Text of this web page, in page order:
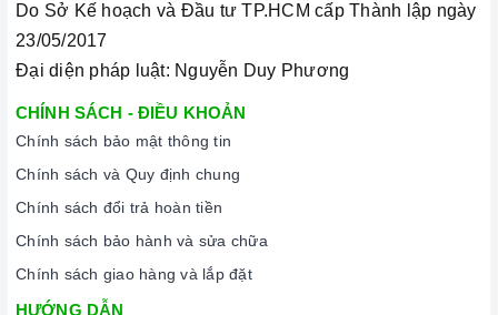
Chế độ hỗ trợ bảo hành linh hoạt:
Hướng dẫn sử dụng,
nghiệp, đảm bảo rằng quý khách sẽ có trải nghiệm tuyệt vời
và không gặp bất kỳ khó khăn nào trong quá trình sử dụng
sản phẩm.
Vận chuyển lắp đặt nhanh chóng:
nhân viên và kỹ thuật viên chuyên nghiệp, tận tâm sẽ đồng
hành cùng quý khách trong quá trình mua sắm và sử dụng
sản phẩm.
Do Sở Kế hoạch và Đầu tư TP.HCM cấp Thành lập ngày
23/05/2017
Đại diện pháp luật: Nguyễn Duy Phương
CHÍNH SÁCH - ĐIỀU KHOẢN
Chính sách bảo mật thông tin
Chính sách và Quy định chung
Chính sách đổi trả hoàn tiền
Chính sách bảo hành và sửa chữa
Chính sách giao hàng và lắp đặt
HƯỚNG DẪN